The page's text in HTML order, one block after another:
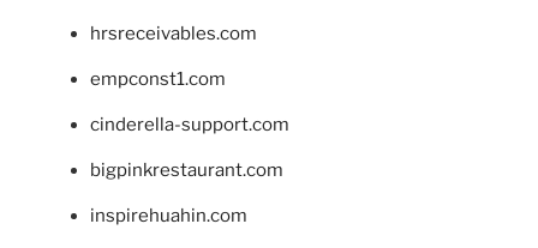
hrsreceivables.com
empconst1.com
cinderella-support.com
bigpinkrestaurant.com
inspirehuahin.com